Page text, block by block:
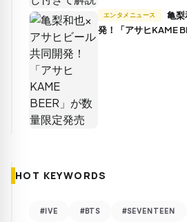
エンタメニュース
発！「アサヒKAME
HOT KEYWORDS
#IVE #BTS #SEVENTEEN